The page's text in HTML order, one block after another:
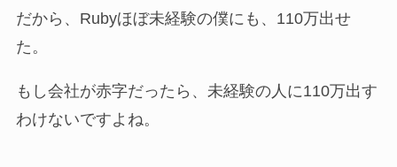
だから、Rubyほぼ未経験の僕にも、110万出せ
た。
もし会社が赤字だったら、未経験の人に110万出す
わけないですよね。